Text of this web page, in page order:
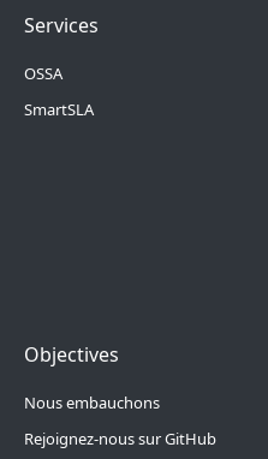
Footer Menu 2
Services
OSSA
SmartSLA
Footer Menu 4
Objectives
Nous embauchons
Rejoignez-nous sur GitHub